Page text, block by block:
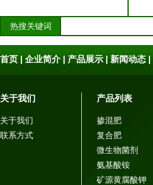
热搜关键词
首页| 企业简介| 产品展示 | 新闻动态 |
关于我们
关于我们
联系方式
产品列表
掺混肥
复合肥
微生物菌剂
氨基酸铵
矿源黄腐酸钾